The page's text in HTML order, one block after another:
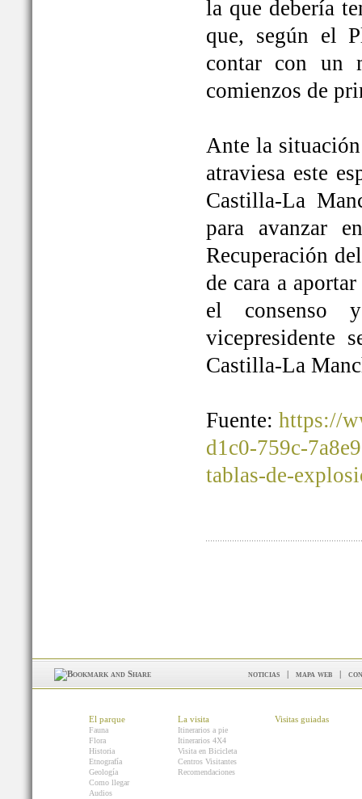
la que debería
que, según el
contar con un
comienzos de
Ante la
atraviesa este
Castilla-La
para avanzar
Recuperación
de cara a
el consenso
vicepresidente
Castilla-La
Fuente: https://
d1c0-759c-
tablas-de-
noticias | mapa web |
El parque
Fauna
Flora
Historia
Etnografía
Geología
Como llegar
Audios
La visita
Itinerarios a pie
Itinerarios 4X4
Visita en Bicicleta
Centros Visitantes
Recomendaciones
Visitas guiadas